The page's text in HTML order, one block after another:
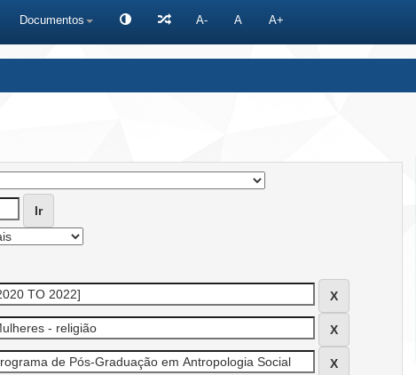
Documentos A- A A+